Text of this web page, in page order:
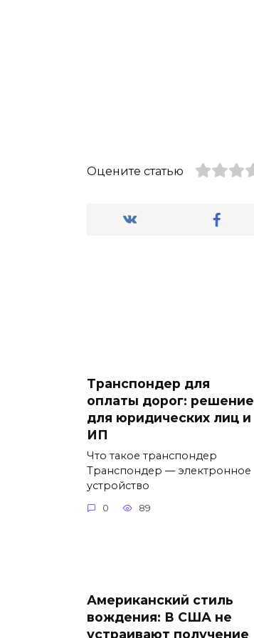
Оцените статью
Транспондер для
оплаты дорог: решение
для юридических лиц и
ИП
Что такое транспондер
Транспондер — электронное
устройство
0 89
Американский стиль
вождения: В США не
устраивают получение